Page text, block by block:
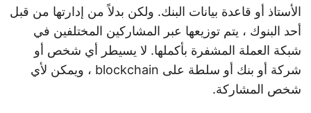
الأستاذ أو قاعدة بيانات البنك. ولكن بدلاً من إدارتها من قبل
أحد البنوك ، يتم توزيعها عبر المشاركين المختلفين في
شبكة العملة المشفرة بأكملها. لا يسيطر أي شخص أو
شركة أو بنك أو سلطة على blockchain ، ويمكن لأي
شخص المشاركة.